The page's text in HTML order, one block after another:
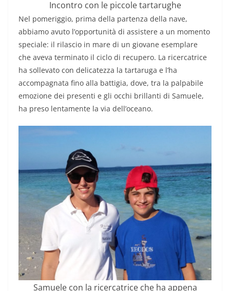
Incontro con le piccole tartarughe
Nel pomeriggio, prima della partenza della nave,
abbiamo avuto l’opportunità di assistere a un momento
speciale: il rilascio in mare di un giovane esemplare
che aveva terminato il ciclo di recupero. La ricercatrice
ha sollevato con delicatezza la tartaruga e l’ha
accompagnata fino alla battigia, dove, tra la palpabile
emozione dei presenti e gli occhi brillanti di Samuele,
ha preso lentamente la via dell’oceano.
Samuele con la ricercatrice che ha appena